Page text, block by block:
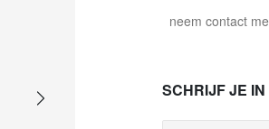
neem contact
SCHRIJF JE